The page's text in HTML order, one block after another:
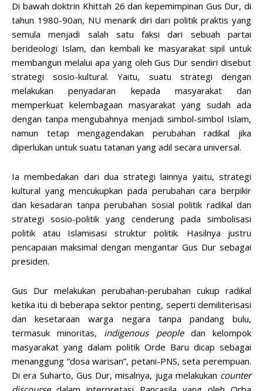
Di bawah doktrin Khittah 26 dan kepemimpinan Gus Dur, di
tahun 1980-90an, NU menarik diri dari politik praktis yang
semula menjadi salah satu faksi dari sebuah partai
berideologi Islam, dan kembali ke masyarakat sipil untuk
membangun melalui apa yang oleh Gus Dur sendiri disebut
strategi sosio-kultural. Yaitu, suatu strategi dengan
melakukan penyadaran kepada masyarakat dan
memperkuat kelembagaan masyarakat yang sudah ada
dengan tanpa mengubahnya menjadi simbol-simbol Islam,
namun tetap mengagendakan perubahan radikal jika
diperlukan untuk suatu tatanan yang adil secara universal.
Ia membedakan dari dua strategi lainnya yaitu, strategi
kultural yang mencukupkan pada perubahan cara berpikir
dan kesadaran tanpa perubahan sosial politik radikal dan
strategi sosio-politik yang cenderung pada simbolisasi
politik atau Islamisasi struktur politik. Hasilnya justru
pencapaian maksimal dengan mengantar Gus Dur sebagai
presiden.
Gus Dur melakukan perubahan-perubahan cukup radikal
ketika itu di beberapa sektor penting, seperti demiliterisasi
dan kesetaraan warga negara tanpa pandang bulu,
termasuk minoritas, indigenous peopledan kelompok
masyarakat yang dalam politik Orde Baru dicap sebagai
menanggung “dosa warisan”, petani-PNS, seta perempuan.
Di era Suharto, Gus Dur, misalnya, juga melakukan counter